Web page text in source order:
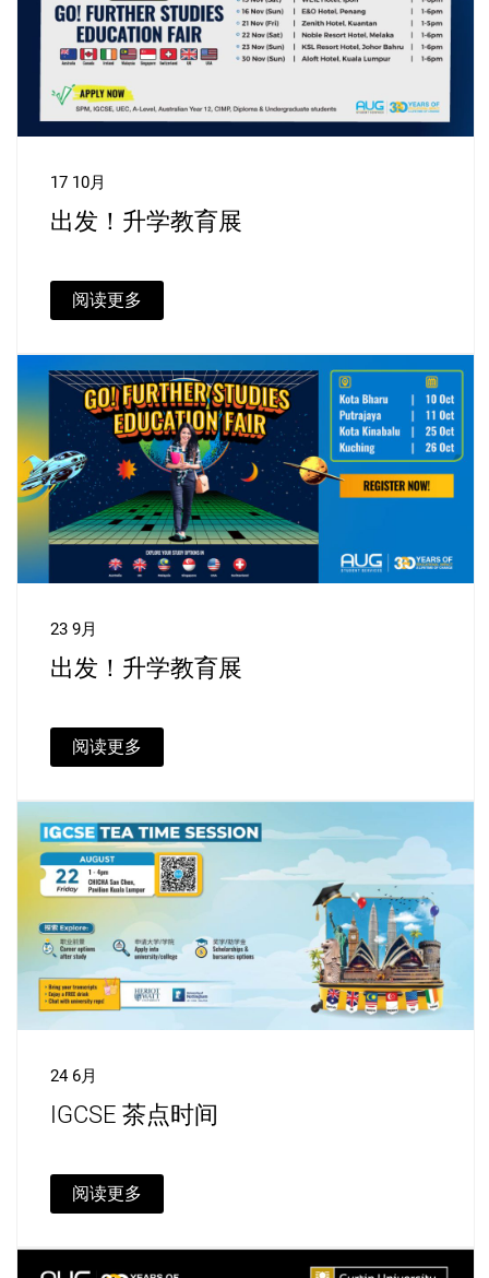
17 10月
出发！升学教育展
阅读更多
23 9月
出发！升学教育展
阅读更多
24 6月
IGCSE 茶点时间
阅读更多